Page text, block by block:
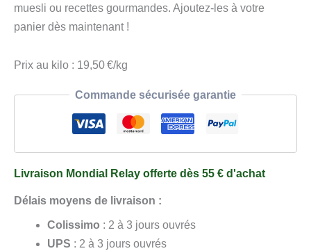
x
200
muesli ou recettes gourmandes. Ajoutez-les à votre
panier dès maintenant !
Prix au kilo : 19,50 €/kg
Commande sécurisée garantie
Livraison Mondial Relay offerte dès 55 € d'achat
Délais moyens de livraison :
Colissimo : 2 à 3 jours ouvrés
UPS : 2 à 3 jours ouvrés